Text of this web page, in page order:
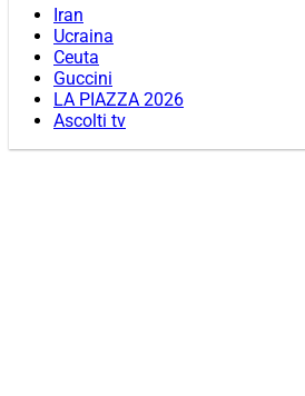
Iran
Ucraina
Ceuta
Guccini
LA PIAZZA 2026
Ascolti tv